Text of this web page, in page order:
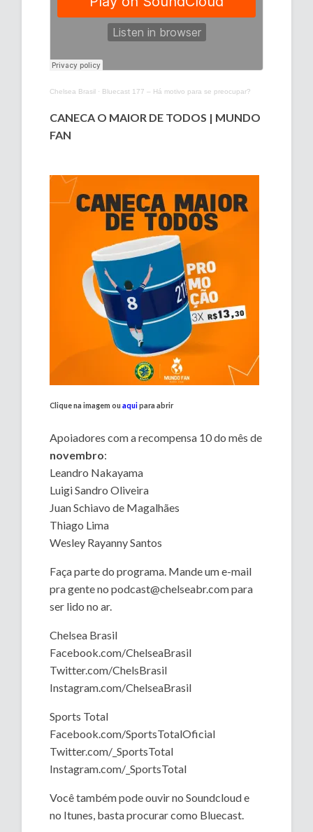
Chelsea Brasil · Bluecast 177 – Há motivo para se preocupar?
CANECA O MAIOR DE TODOS | MUNDO
FAN
Clique na imagem ouaquipara abrir
Apoiadores com a recompensa 10 do mês de
novembro:
Leandro Nakayama
Luigi Sandro Oliveira
Juan Schiavo de Magalhães
Thiago Lima
Wesley Rayanny Santos
Faça parte do programa. Mande um e-mail
pra gente no podcast@chelseabr.com para
ser lido no ar.
Chelsea Brasil
Facebook.com/ChelseaBrasil
Twitter.com/ChelsBrasil
Instagram.com/ChelseaBrasil
Sports Total
Facebook.com/SportsTotalOficial
Twitter.com/_SportsTotal
Instagram.com/_SportsTotal
Você também pode ouvir no Soundcloud e
no Itunes, basta procurar como Bluecast.